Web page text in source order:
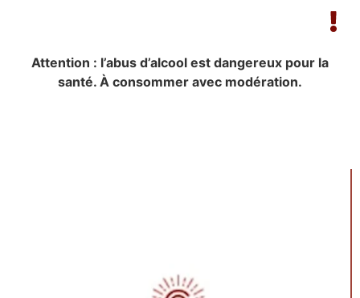
Attention : l’abus d’alcool est dangereux pour la
santé. À consommer avec modération.